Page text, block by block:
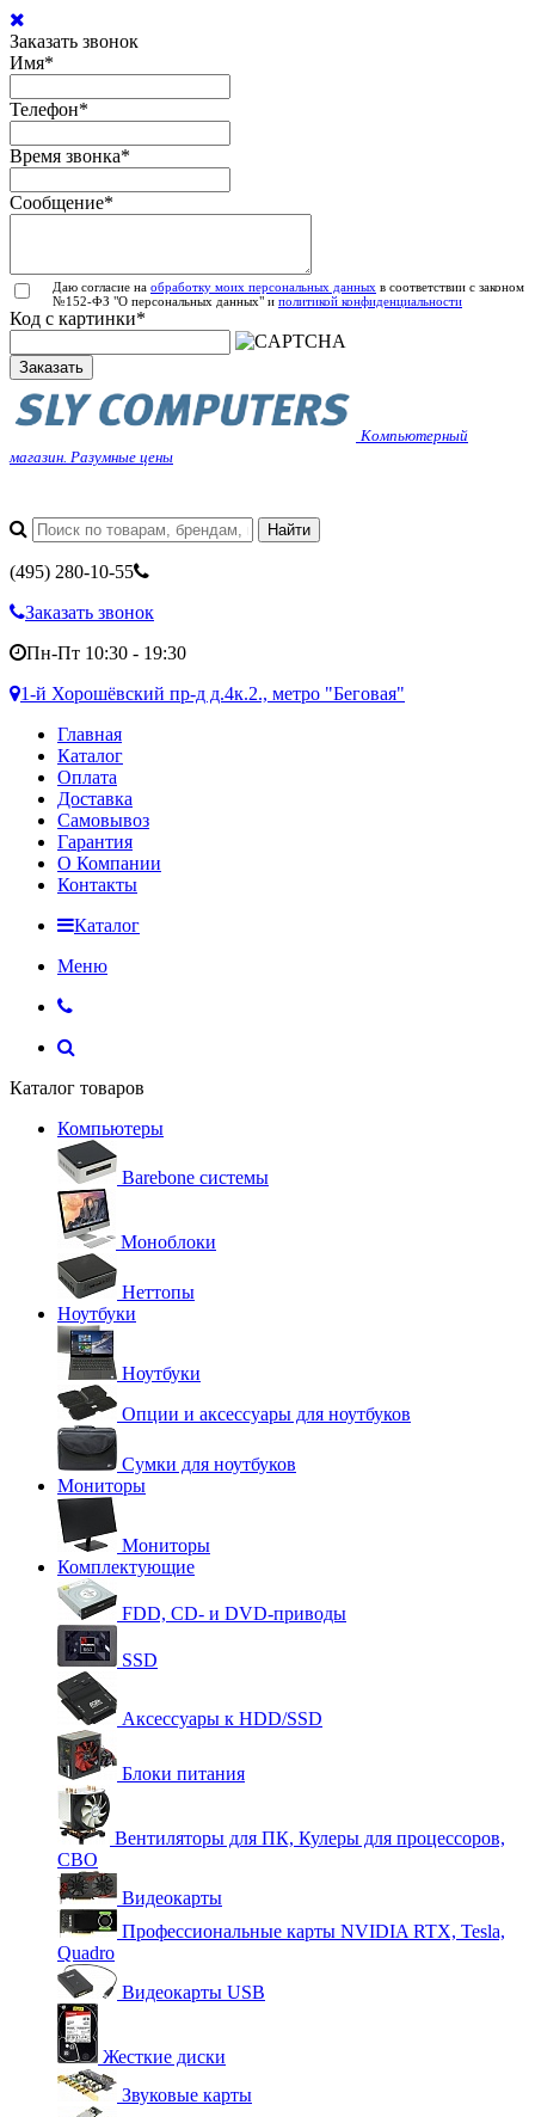
Заказать звонок
Имя*
Телефон*
Время звонка*
Сообщение*
Даю согласие на обработку моих персональных данных в соответствии с законом
№152-ФЗ "О персональных данных" и политикой конфиденциальности
Код с картинки*
Заказать
Компьютерный
магазин. Разумные цены
(495) 280-10-55
Заказать звонок
Пн-Пт 10:30 - 19:30
1-й Хорошёвский пр-д д.4к.2., метро "Беговая"
Главная
Каталог
Оплата
Доставка
Самовывоз
Гарантия
О Компании
Контакты
Каталог
Меню
Каталог товаров
Компьютеры
Barebone системы
Моноблоки
Неттопы
Ноутбуки
Ноутбуки
Опции и аксессуары для ноутбуков
Сумки для ноутбуков
Мониторы
Мониторы
Комплектующие
FDD, CD- и DVD-приводы
SSD
Аксессуары к HDD/SSD
Блоки питания
Вентиляторы для ПК, Кулеры для процессоров,
СВО
Видеокарты
Профессиональные карты NVIDIA RTX, Tesla,
Quadro
Видеокарты USB
Жесткие диски
Звуковые карты